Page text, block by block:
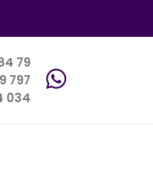
79
797
034